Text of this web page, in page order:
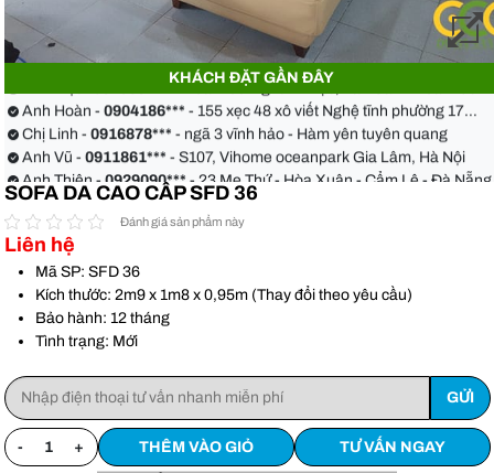
KHÁCH ĐẶT GẦN ĐÂY
Anh Thiện - 0929090***
- 23 Mẹ Thứ - Hòa Xuân - Cẩm Lệ - Đà Nẵng
Chị Hoa -0988068***
- 56 Nguyễn Khang, Cầu Giấy
0349582***- Toà Moonlight An Lạc, Vân Canh Hoài Đức
Anh Hoàn - 0904186*** - 155 xẹc 48 xô viết Nghệ tĩnh phường 17
quận Bình Thạnh
Chị Linh - 0916878***
- ngã 3 vĩnh hảo - Hàm yên tuyên quang
Anh Vũ - 0911861*** - S107, Vihome oceanpark Gia Lâm, Hà Nội
Anh Thiện - 0929090*** - 23 Mẹ Thứ - Hòa Xuân - Cẩm Lệ - Đà Nẵng
Chị Hoa -0988068***- 56 Nguyễn Khang, Cầu Giấy
Anh Việt -0349582***- Toà Moonlight An Lạc, Vân Canh Hoài Đức
Anh Hoàn -
quận Bình Thạnh
Chị Linh -0916878***
Anh Vũ - 0911861*** - S107, Vihome oceanpark Gia Lâm, Hà Nội
SOFA DA CAO CẤP SFD 36
Đánh giá sản phẩm này
Liên hệ
Mã SP: SFD 36
Kích thước: 2m9 x 1m8 x 0,95m (Thay đổi theo yêu cầu)
Bảo hành: 12 tháng
Tình trạng: Mới
- + THÊM VÀO GIỎ TƯ VẤN NGAY